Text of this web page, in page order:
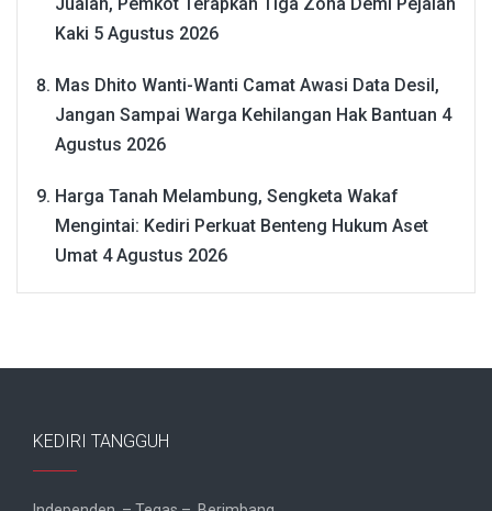
Jualan, Pemkot Terapkan Tiga Zona Demi Pejalan
Kaki 5 Agustus 2026
Mas Dhito Wanti-Wanti Camat Awasi Data Desil,
Jangan Sampai Warga Kehilangan Hak Bantuan 4
Agustus 2026
Harga Tanah Melambung, Sengketa Wakaf
Mengintai: Kediri Perkuat Benteng Hukum Aset
Umat 4 Agustus 2026
KEDIRI TANGGUH